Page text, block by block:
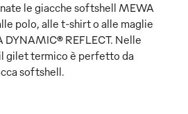
le giacche softshell MEWA
polo, alle t-shirt o alle maglie
REFLECT. Nelle
gilet termico è perfetto da
softshell.